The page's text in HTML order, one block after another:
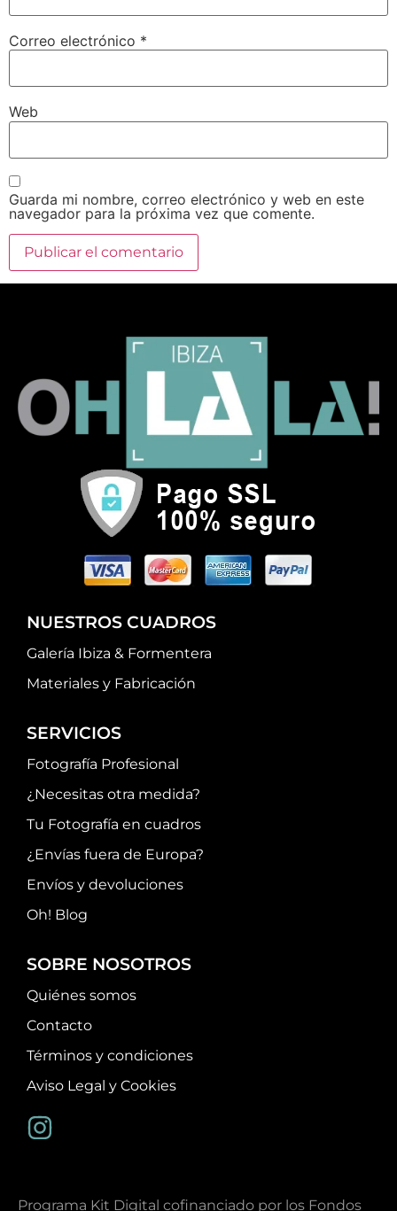
Correo electrónico *
Web
Guarda mi nombre, correo electrónico y web en este
navegador para la próxima vez que comente.
NUESTROS CUADROS
Galería Ibiza & Formentera
Materiales y Fabricación
SERVICIOS
Fotografía Profesional
¿Necesitas otra medida?
Tu Fotografía en cuadros
¿Envías fuera de Europa?
Envíos y devoluciones
Oh! Blog
SOBRE NOSOTROS
Quiénes somos
Contacto
Términos y condiciones
Aviso Legal y Cookies
Programa Kit Digital cofinanciado por los Fondos